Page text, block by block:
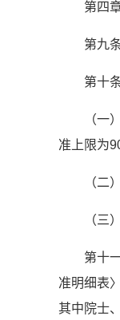
第四
第九
第十
（一
准上限为
（二
（三
第十
准明细表
其中院士